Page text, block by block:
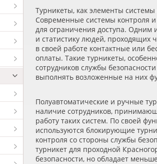
Турникеты, как элементы
Современные системы контроля
для ограничения доступа. Одним
и статистику людей, проходящих
в своей работе контактные или
оплаты. Такие турникеты,
сотрудников службы
выполнять возложенные на них
Полуавтоматические и ручные
наличие сотрудников,
работу таких систем. По своей
используются блокирующие
контроля со стороны службы
турникет для проходной
безопасности, но обладает